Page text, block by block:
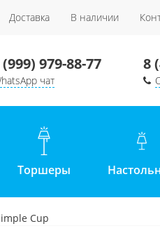
Доставка В наличии
979-88-77
чат
8
Торшеры
Cup